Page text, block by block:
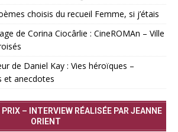
choisis du recueil Femme, si j’étais
de Corina Ciocârlie : CineROMAn – Ville
de Daniel Kay : Vies héroïques –
et anecdotes
– INTERVIEW RÉALISÉE PAR JEANNE
ORIENT